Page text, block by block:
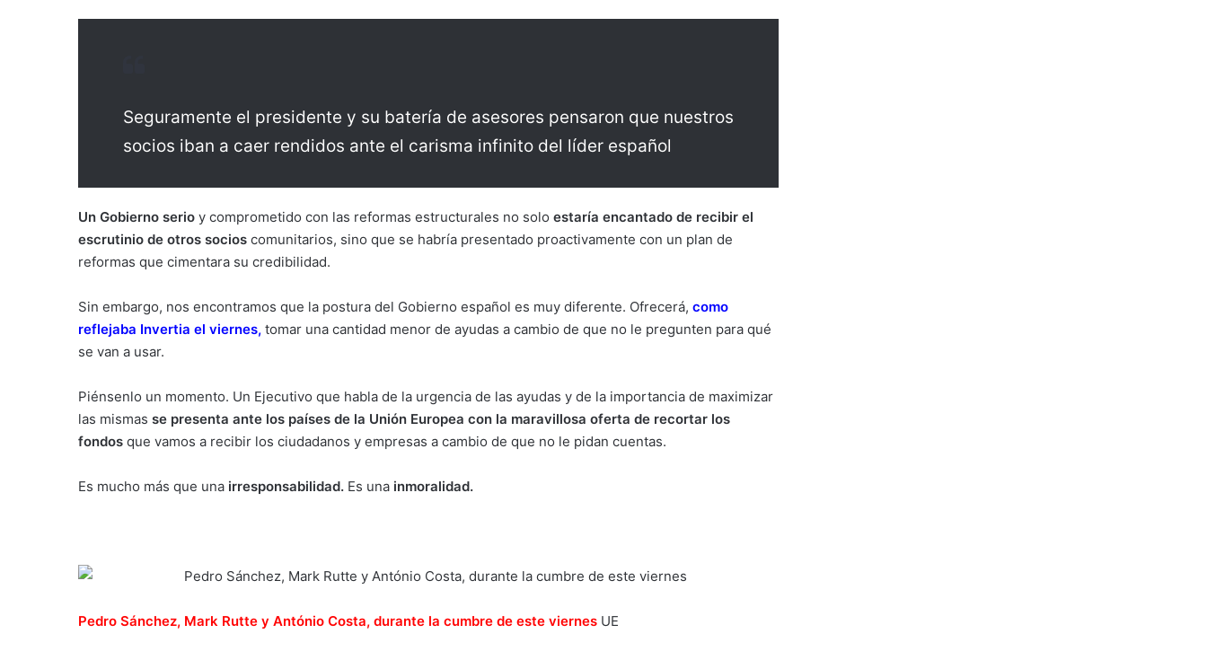
Seguramente el presidente y su batería de asesores pensaron que nuestros
socios iban a caer rendidos ante el carisma infinito del líder español
Un Gobierno serio y comprometido con las reformas estructurales no solo estaría encantado de recibir el
escrutinio de otros socios comunitarios, sino que se habría presentado proactivamente con un plan de
reformas que cimentara su credibilidad.
Sin embargo, nos encontramos que la postura del Gobierno español es muy diferente. Ofrecerá, como
reflejaba Invertia el viernes, tomar una cantidad menor de ayudas a cambio de que no le pregunten para qué
se van a usar.
Piénsenlo un momento. Un Ejecutivo que habla de la urgencia de las ayudas y de la importancia de maximizar
las mismas se presenta ante los países de la Unión Europea con la maravillosa oferta de recortar los
fondos que vamos a recibir los ciudadanos y empresas a cambio de que no le pidan cuentas.
Es mucho más que una irresponsabilidad. Es una inmoralidad.
Pedro Sánchez, Mark Rutte y António Costa, durante la cumbre de este viernes UE